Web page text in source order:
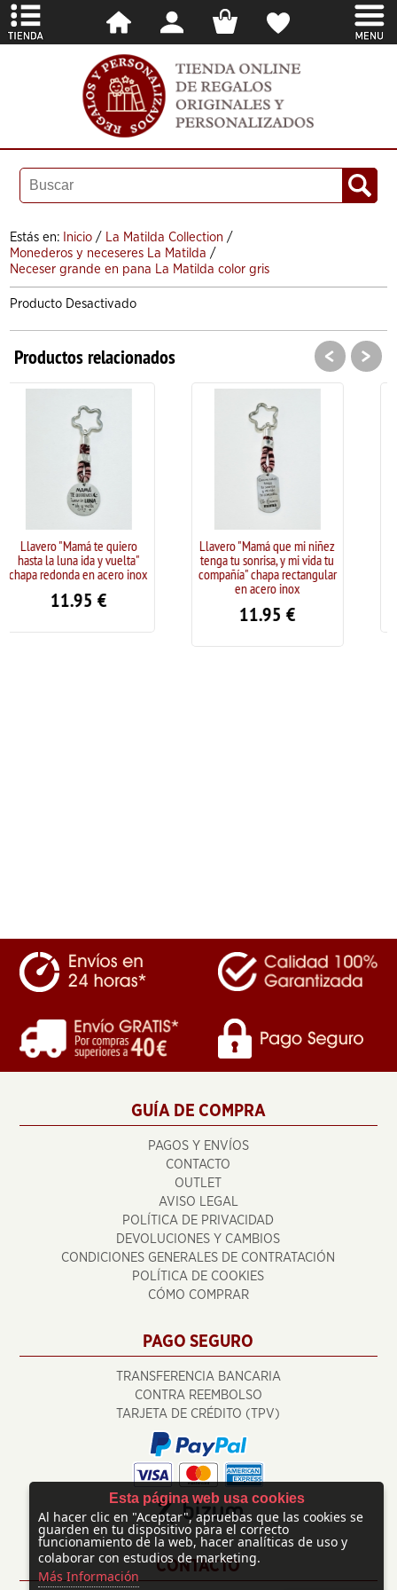
Estás en: Inicio / La Matilda Collection /
Monederos y neceseres La Matilda /
Neceser grande en pana La Matilda color gris
Producto Desactivado
Productos relacionados
te quiero
ida y vuelta"
en acero inox
Llavero "Mamá que mi niñez
tenga tu sonrisa, y mi vida tu
compañía" chapa rectangular
en acero inox
Llavero "Mamá
chapa
< >
GUÍA DE COMPRA
PAGOS Y ENVÍOS
CONTACTO
OUTLET
AVISO LEGAL
POLÍTICA DE PRIVACIDAD
DEVOLUCIONES Y CAMBIOS
CONDICIONES GENERALES DE CONTRATACIÓN
POLÍTICA DE COOKIES
CÓMO COMPRAR
PAGO SEGURO
TRANSFERENCIA BANCARIA
CONTRA REEMBOLSO
TARJETA DE CRÉDITO (TPV)
CONTACTO
Esta página web usa cookies
Al hacer clic en "Aceptar", apruebas que las cookies se
guarden en tu dispositivo para el correcto
funcionamiento de la web, hacer analíticas de uso y
colaborar con estudios de marketing.
Más Información